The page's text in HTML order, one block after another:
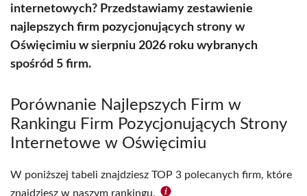
internetowych? Przedstawiamy zestawienie
najlepszych firm pozycjonujących strony w
Oświęcimiu w sierpniu 2026 roku wybranych
spośród 5 firm.
Porównanie Najlepszych Firm w
Rankingu Firm Pozycjonujących Strony
Internetowe w Oświęcimiu
W poniższej tabeli znajdziesz TOP 3 polecanych firm, które
znajdziesz w naszym rankingu.